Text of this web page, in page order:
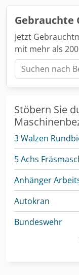
Gebrauchte
Jetzt
mit mehr als
Stöbern Sie
3 Walzen
5 Achs
Anhänger
Autokran
Bundeswehr
Cnc-Gravier-